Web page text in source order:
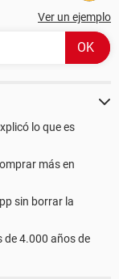
Ver un ejemplo
lo que es
más en
sin borrar la
de 4.000 años de